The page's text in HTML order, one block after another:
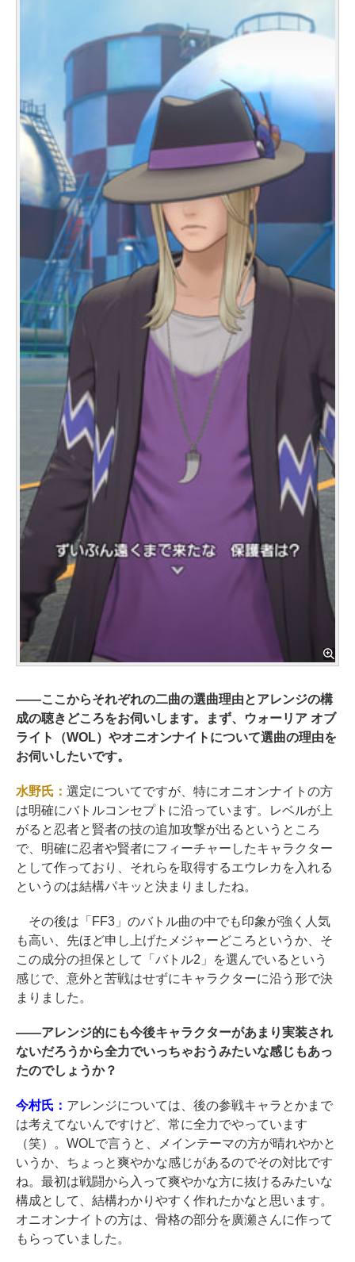
――ここからそれぞれの二曲の選曲理由とアレンジの構
成の聴きどころをお伺いします。まず、ウォーリア オブ
ライト（WOL）やオニオンナイトについて選曲の理由を
お伺いしたいです。
水野氏： 選定についてですが、特にオニオンナイトの方
は明確にバトルコンセプトに沿っています。レベルが上
がると忍者と賢者の技の追加攻撃が出るというところ
で、明確に忍者や賢者にフィーチャーしたキャラクター
として作っており、それらを取得するエウレカを入れる
というのは結構パキッと決まりましたね。
その後は「FF3」のバトル曲の中でも印象が強く人気
も高い、先ほど申し上げたメジャーどころというか、そ
この成分の担保として「バトル2」を選んでいるという
感じで、意外と苦戦はせずにキャラクターに沿う形で決
まりました。
――アレンジ的にも今後キャラクターがあまり実装され
ないだろうから全力でいっちゃおうみたいな感じもあっ
たのでしょうか？
今村氏： アレンジについては、後の参戦キャラとかまで
は考えてないんですけど、常に全力でやっています
（笑）。WOLで言うと、メインテーマの方が晴れやかと
いうか、ちょっと爽やかな感じがあるのでその対比です
ね。最初は戦闘から入って爽やかな方に抜けるみたいな
構成として、結構わかりやすく作れたかなと思います。
オニオンナイトの方は、骨格の部分を廣瀬さんに作って
もらっていました。